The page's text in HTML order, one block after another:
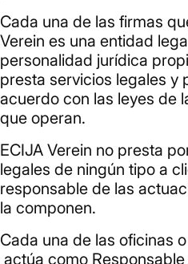
Cada una de las firmas
Verein es una entidad
personalidad jurídica
presta servicios legales y
acuerdo con las leyes de
que operan.
ECIJA Verein no presta
legales de ningún tipo a
responsable de las
la componen.
Cada una de las oficinas
actúa como